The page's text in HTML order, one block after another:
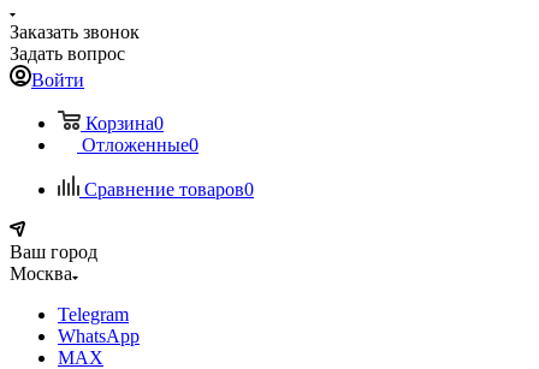
Заказать звонок
Задать вопрос
Войти
Корзина0
Отложенные0
Сравнение товаров0
Ваш город
Москва
Telegram
WhatsApp
MAX